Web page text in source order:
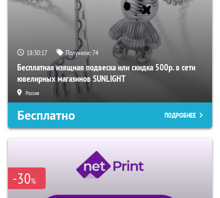
18:30:16 Получили:74
Бесплатная изящная подвеска или скидка 500р. в сети
ювелирных магазинов SUNLIGHT
Россия
Бесплатно ПОДРОБНЕЕ
-30%